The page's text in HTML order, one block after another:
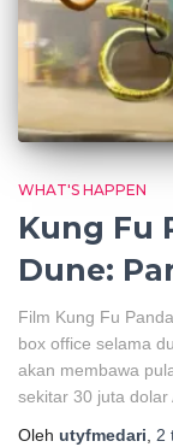
WHAT'S HAPPEN
Kung Fu
Dune:
Film Kung Fu
box office selama
akan membawa
sekitar 30 juta dolar
Oleh utyfmedari, 2